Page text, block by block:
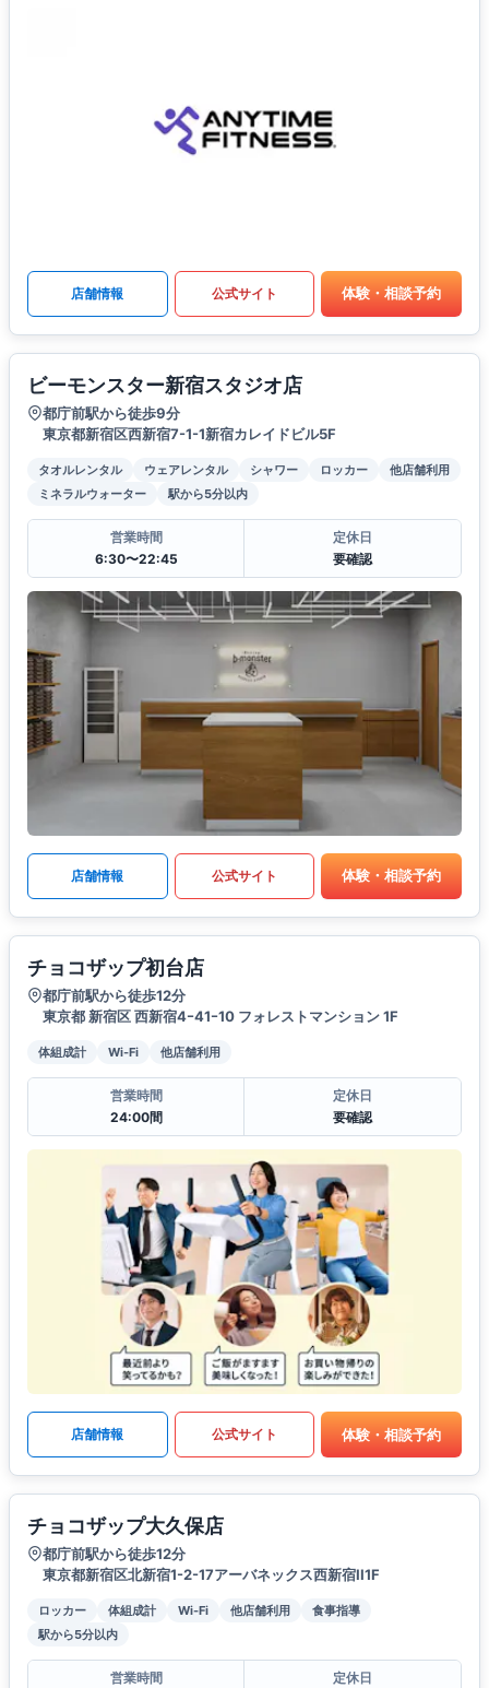
店舗情報 公式サイト 体験・相談予約
ビーモンスター新宿スタジオ店
都庁前駅から徒歩9分
東京都新宿区西新宿7-1-1新宿カレイドビル5F
タオルレンタル ウェアレンタル シャワー ロッカー
他店舗利用
ミネラルウォーター
駅から5分以内
営業時間
6:30〜22:45
定休日
要確認
店舗情報 公式サイト 体験・相談予約
チョコザップ初台店
都庁前駅から徒歩12分
東京都 新宿区 西新宿4ｰ41ｰ10 フォレストマンション 1F
体組成計 Wi-Fi 他店舗利用
営業時間
24:00間
定休日
要確認
店舗情報 公式サイト 体験・相談予約
チョコザップ大久保店
都庁前駅から徒歩12分
東京都新宿区北新宿1-2-17アーバネックス西新宿II1F
ロッカー 体組成計 Wi-Fi 他店舗利用
食事指導
駅から5分以内
営業時間 定休日